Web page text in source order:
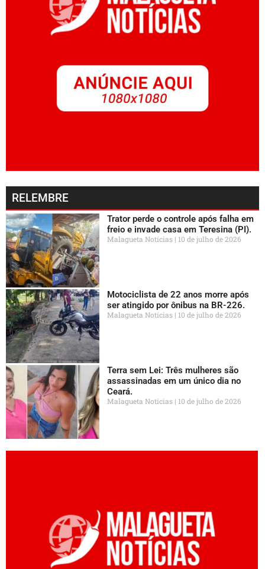
RELEMBRE
Trator perde o controle após falha em
freio e invade casa em Teresina (PI).
Malagueta Notícias 10 de julho de 2026
Motociclista de 22 anos morre após
ser atingido por ônibus na BR-226.
Malagueta Notícias 10 de julho de 2026
Terra sem Lei: Três mulheres são
assassinadas em um único dia no
Ceará.
Malagueta Notícias 10 de julho de 2026